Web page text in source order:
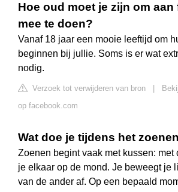
Hoe oud moet je zijn om aan
mee te doen?
Vanaf 18 jaar een mooie leeftijd om
beginnen bij jullie. Soms is er wat
nodig.
Verzoek tot verwijderen van bron
op facebook.com
Wat doe je tijdens het
Zoenen begint vaak met kussen: met
je elkaar op de mond. Je beweegt je
van de ander af. Op een bepaald